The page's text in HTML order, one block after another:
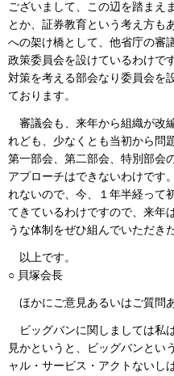
ございまして、この辺を踏まえ
とか、証券教育という考え方も
への架け橋として、他省庁の審
政策委員会を設けているわけで
対策を考える部会なり委員会を
ております。
審議会も、来年から組織が改
れども、少なくとも当初から問
第一部会、第二部会、特別部会
アプローチはできないわけです
れないので、今、１年半経って
てきているわけですので、来年
うな体制をぜひ組んでいただき
以上です。
○ 貝塚会長
ほかにご意見あるいはご質問
ビッグバンに関しましては私
見かというと、ビッグバンとい
ャル・サービス・アクトないし